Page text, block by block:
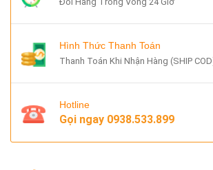
Hình Thức Thanh Toán
Thanh Toán Khi Nhận Hàng (SHIP
Hotline
Gọi ngay 0938.533.899